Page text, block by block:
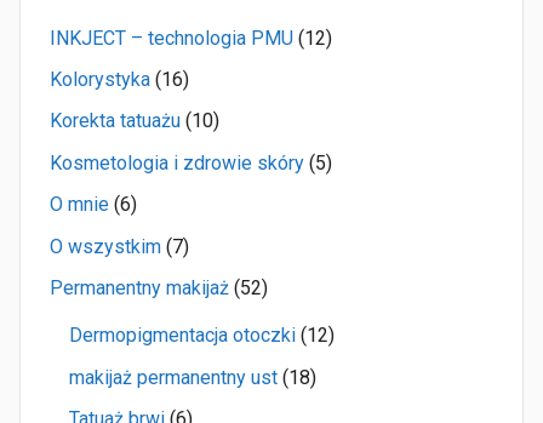
INKJECT – technologia PMU (12)
Kolorystyka (16)
Korekta tatuażu (10)
Kosmetologia i zdrowie skóry (5)
O mnie (6)
O wszystkim (7)
Permanentny makijaż (52)
Dermopigmentacja otoczki (12)
makijaż permanentny ust (18)